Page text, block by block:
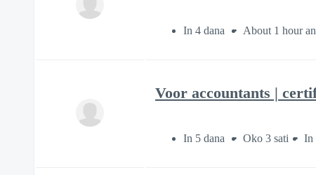
In 4 dana About 1 hour
Voor accountants |
In 5 dana Oko 3 sati In